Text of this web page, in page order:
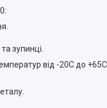
зупинці.
від -20С до